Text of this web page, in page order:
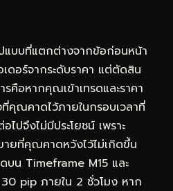
แบบที่แตกต่างจากข้อก่อนหน้า
เดอร์จากระดับราคา แต่ตัดสิน
รคือหากคุณเข้าเทรดและราคา
ที่คุณคาดไว้ภายในกรอบเวลาที่
ปจึงไม่มีประโยชน์ เพราะ
ายที่คุณคาดหวังไว้ไม่เกิดขึ้น
บน Timeframe M15 และ
30 pip ภายใน 2 ชั่วโมง หาก